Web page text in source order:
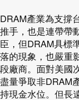
DRAM產業為支撐
推手，也是連帶帶
臣，但DRAM具標
落的現象，也嚴重
段廠商。面對美國
盡量爭取非DRAM
持現金水位。但長